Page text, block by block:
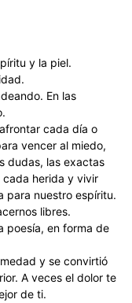
y la piel.
En las
cada día o
vencer al miedo,
dudas, las exactas
cada herida y vivir
para nuestro espíritu.
libres.
poesía, en forma de
y se convirtió
A veces el dolor te
de ti.